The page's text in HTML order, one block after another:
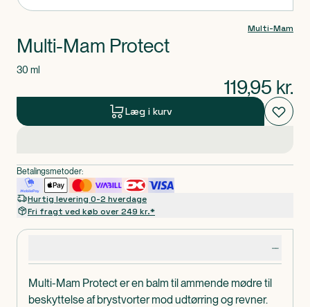
Multi-Mam Protect er en balm til ammende mødre til
beskyttelse af brystvorter mod udtørring og revner.
Multi-Mam
Multi-Mam Protect
30 ml
119,95 kr.
Læg i kurv
Betalingsmetoder:
Hurtig levering 0-2 hverdage
Fri fragt ved køb over 249 kr.*